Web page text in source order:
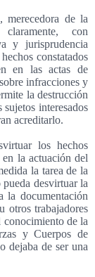
merecedora de la
con
y jurisprudencia
constatados
en las actas de
infracciones y
la destrucción
interesados
acreditarlo.
los hechos
la actuación del
la tarea de la
pueda desvirtuar la
la documentación
otros trabajadores
conocimiento de la
y Cuerpos de
dejaba de ser una